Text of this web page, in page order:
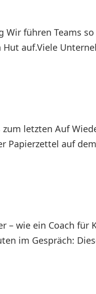
führen Teams
auf.Viele
letzten Auf
auf
– wie ein Coach
im Gespräch: